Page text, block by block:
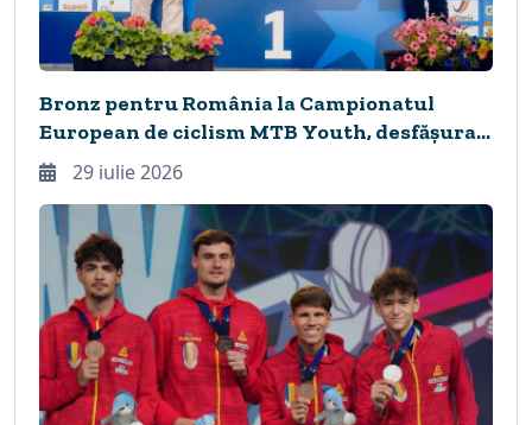
Bronz pentru România la Campionatul
European de ciclism MTB Youth, desfășurat
în premieră la Cheile Grădiștei
29 iulie 2026